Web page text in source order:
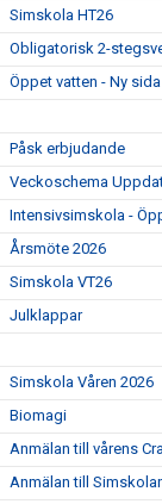
Simskola HT26
Obligatorisk 2-
Öppet vatten - Ny sida
Påsk erbjudande
Veckoschema
Intensivsimskola -
Årsmöte 2026
Simskola VT26
Julklappar
Simskola Våren 2026
Biomagi
Anmälan till vårens
Anmälan till